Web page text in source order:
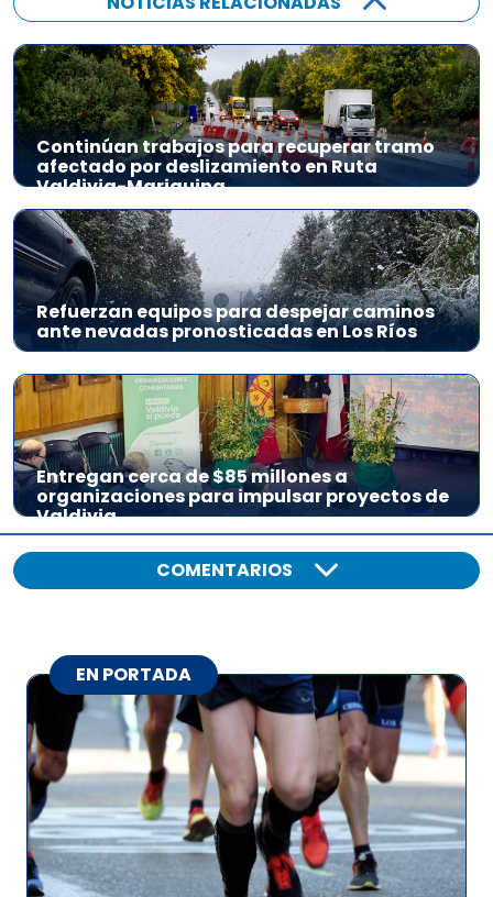
Continúan trabajos para recuperar tramo
afectado por deslizamiento en Ruta
Valdivia-Mariquina
Refuerzan equipos para despejar caminos
ante nevadas pronosticadas en Los Ríos
Entregan cerca de $85 millones a
organizaciones para impulsar proyectos de
Valdivia
COMENTARIOS
EN PORTADA